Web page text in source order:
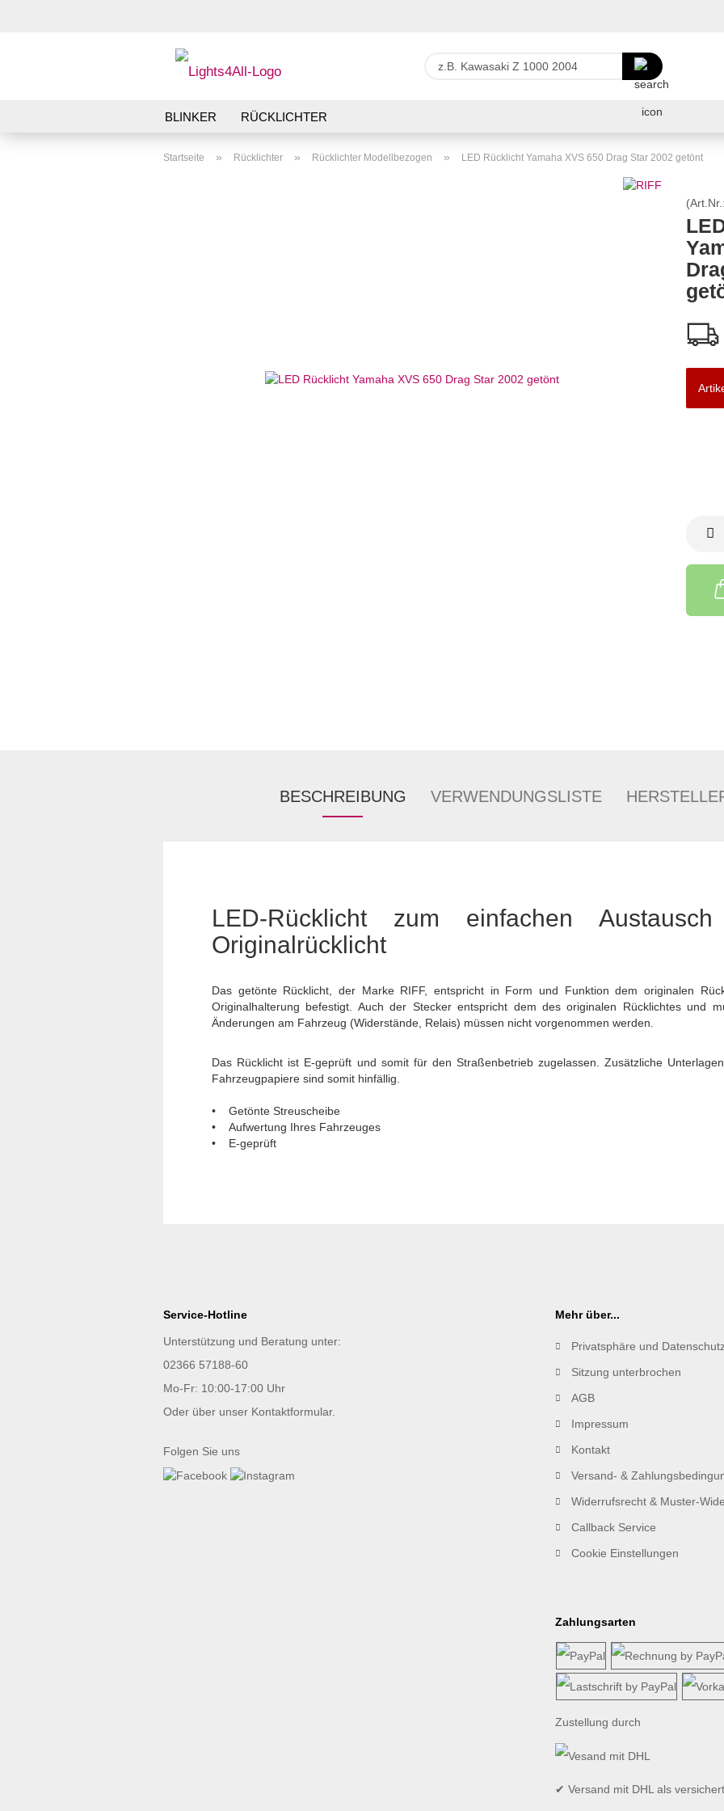
Lieferland z.B.
Kawasaki
Z
1000
BLINKER RÜCKLICHTER
Startseite » Rücklichter » Rücklichter Modellbezogen » LED Rücklicht Yamaha XVS 650 Drag Star 2002 getönt
BESCHREIBUNG VERWENDUNGSLISTE
LED-Rücklicht zum einfachen
Originalrücklicht
Das getönte Rücklicht, der Marke RIFF, entspricht in Form und Funktion dem originalen
Originalhalterung befestigt. Auch der Stecker entspricht dem des originalen Rücklichtes und
Änderungen am Fahrzeug (Widerstände, Relais) müssen nicht vorgenommen werden.
Das Rücklicht ist E-geprüft und somit für den Straßenbetrieb zugelassen. Zusätzliche
Fahrzeugpapiere sind somit hinfällig.
• Getönte Streuscheibe
• Aufwertung Ihres Fahrzeuges
• E-geprüft
Service-Hotline
Unterstützung und Beratung unter:
02366 57188-60
Mo-Fr: 10:00-17:00 Uhr
Oder über unser Kontaktformular.
Folgen Sie uns
Mehr über...
Privatsphäre und
Sitzung unterbrochen
AGB
Impressum
Kontakt
Versand- &
Widerrufsrecht & Muster-
Callback Service
Cookie Einstellungen
Zahlungsarten
Zustellung durch
✔ Versand mit DHL als